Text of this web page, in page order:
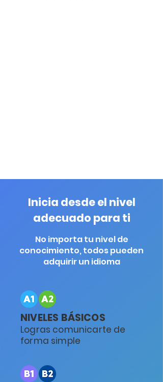
Inicia desde el nivel
adecuado para ti
No importa tu nivel de
conocimiento, todos pueden
adquirir un idioma
NIVELES BÁSICOS
Logras comunicarte de
forma simple